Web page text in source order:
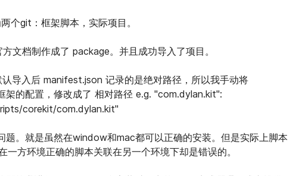
个git：框架脚本，实际项目。
文档制作成了 package。并且成功导入了项目。
导入后 manifest.json 记录的是绝对路径，所以我手动将
的配置，修改成了 相对路径 e.g. "com.dylan.kit":
corekit/com.dylan.kit"
题。就是虽然在window和mac都可以正确的安装。但是实际上脚本
一方环境正确的脚本关联在另一个环境下却是错误的。